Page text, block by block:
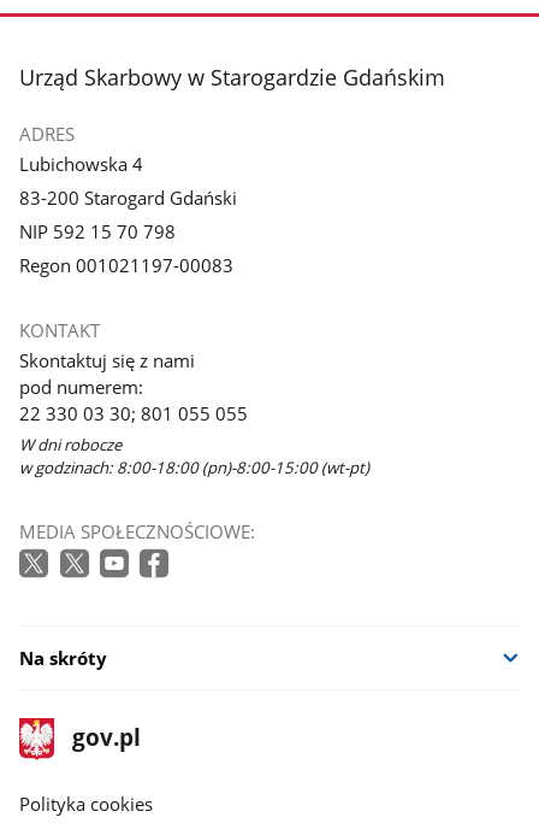
stopka
Urząd Skarbowy w Starogardzie Gdańskim
ADRES
Lubichowska 4
83-200 Starogard Gdański
NIP 592 15 70 798
Regon 001021197-00083
KONTAKT
Skontaktuj się z nami
pod numerem:
22 330 03 30; 801 055 055
W dni robocze
w godzinach: 8:00-18:00 (pn)-8:00-15:00 (wt-pt)
MEDIA SPOŁECZNOŚCIOWE:
Na skróty
stopka
gov.pl
Strona
gov.pl
gov.pl
Polityka cookies